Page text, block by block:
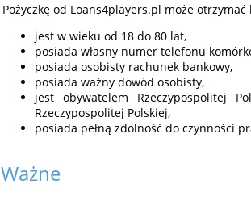
Pożyczkę od Loans4players.pl może
jest w wieku od 18 do 80 lat,
posiada własny numer telefonu
posiada osobisty rachunek bankowy,
posiada ważny dowód osobisty,
jest obywatelem Rzeczypospolitej
Rzeczypospolitej Polskiej,
posiada pełną zdolność do czynności
Ważne